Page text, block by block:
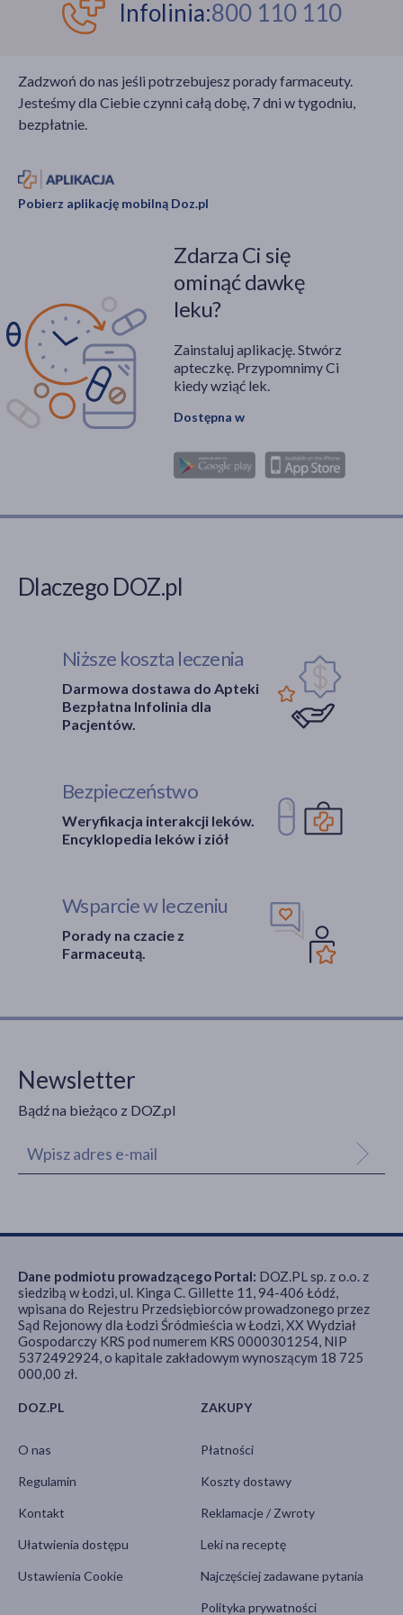
Infolinia:800 110 110
Zadzwoń do nas jeśli potrzebujesz porady farmaceuty.
Jesteśmy dla Ciebie czynni całą dobę, 7 dni w tygodniu,
bezpłatnie.
Pobierz aplikację mobilną Doz.pl
Zdarza Ci się
ominąć dawkę
leku?
Zainstaluj aplikację. Stwórz
apteczkę. Przypomnimy Ci
kiedy wziąć lek.
Dostępna w
Dlaczego DOZ.pl
Niższe koszta leczenia
Darmowa dostawa do Apteki
Bezpłatna Infolinia dla
Pacjentów.
Bezpieczeństwo
Weryfikacja interakcji leków.
Encyklopedia leków i ziół
Wsparcie w leczeniu
Porady na czacie z
Farmaceutą.
Newsletter
Bądź na bieżąco z DOZ.pl
DOZ.PL
O nas
Regulamin
Kontakt
Ułatwienia dostępu
Ustawienia Cookie
ZAKUPY
Płatności
Koszty dostawy
Reklamacje / Zwroty
Leki na receptę
Najczęściej zadawane pytania
Polityka prywatności
Dane podmiotu prowadzącego Portal: DOZ.PL sp. z o.o. z
siedzibą w Łodzi, ul. Kinga C. Gillette 11, 94-406 Łódź,
wpisana do Rejestru Przedsiębiorców prowadzonego przez
Sąd Rejonowy dla Łodzi Śródmieścia w Łodzi, XX Wydział
Gospodarczy KRS pod numerem KRS 0000301254, NIP
5372492924, o kapitale zakładowym wynoszącym 18 725
000,00 zł.